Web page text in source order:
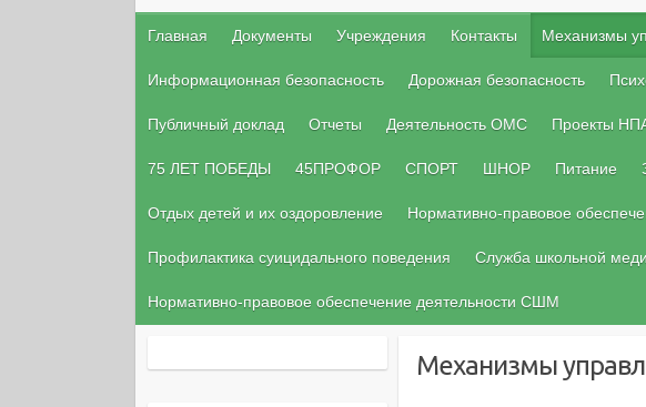
Главная Документы Учреждения Контакты Механизмы
Информационная безопасность Дорожная безопасность
Публичный доклад Отчеты Деятельность ОМС Проекты
75 ЛЕТ ПОБЕДЫ 45ПРОФОР СПОРТ ШНОР Питание
Отдых детей и их оздоровление Нормативно-правовое
Профилактика суицидального поведения Служба школьной
Нормативно-правовое обеспечение деятельности СШМ
Механизмы